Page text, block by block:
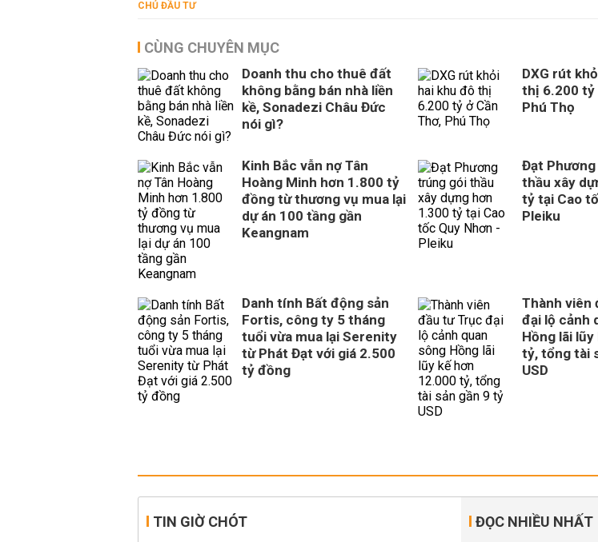
CHỦ ĐẦU TƯ
CÙNG CHUYÊN MỤC
Doanh thu cho thuê đất
không bằng bán nhà liền
kề, Sonadezi Châu Đức
nói gì?
DXG rút
thị 6.200 tỷ
Phú Thọ
Kinh Bắc vẫn nợ Tân
Hoàng Minh hơn 1.800 tỷ
đồng từ thương vụ mua lại
dự án 100 tầng gần
Keangnam
Đạt
thầu xây
tỷ tại Cao
Pleiku
Danh tính Bất động sản
Fortis, công ty 5 tháng
tuổi vừa mua lại Serenity
từ Phát Đạt với giá 2.500
tỷ đồng
Thành viên
đại lộ cảnh
Hồng lãi
tỷ, tổng tài
USD
TIN GIỜ CHÓT ĐỌC NHIỀU NHẤT